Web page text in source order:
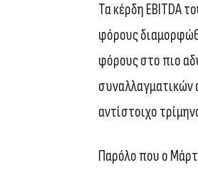
Τα κέρδη EBITDA
φόρους
φόρους στο πιο
συναλλαγματικών
αντίστοιχο
Παρόλο που ο